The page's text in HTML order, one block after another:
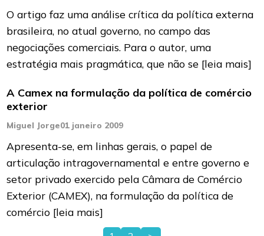
O artigo faz uma análise crítica da política externa
brasileira, no atual governo, no campo das
negociações comerciais. Para o autor, uma
estratégia mais pragmática, que não se [leia mais]
A Camex na formulação da política de comércio
exterior
Miguel Jorge01 janeiro 2009
Apresenta-se, em linhas gerais, o papel de
articulação intragovernamental e entre governo e
setor privado exercido pela Câmara de Comércio
Exterior (CAMEX), na formulação da política de
comércio [leia mais]